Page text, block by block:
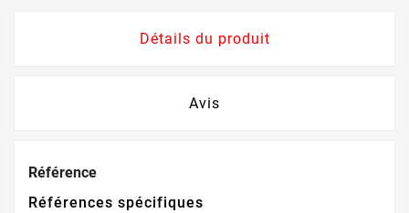
Détails du produit
Avis
Référence
Références spécifiques